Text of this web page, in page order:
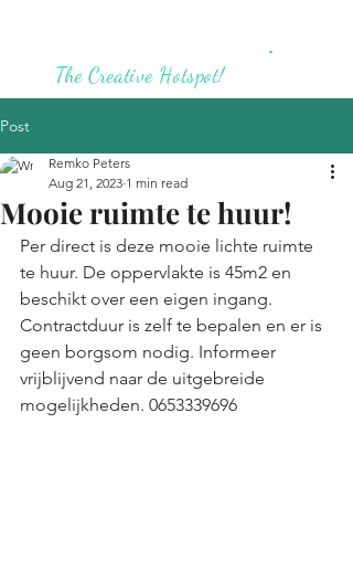
.
The Creative Hotspot!
Post
Mooie ruimte te huur!
Remko Peters
Aug 21, 2023 1 min read
Per direct is deze mooie lichte ruimte
te huur. De oppervlakte is 45m2 en
beschikt over een eigen ingang.
Contractduur is zelf te bepalen en er is
geen borgsom nodig. Informeer
vrijblijvend naar de uitgebreide
mogelijkheden. 0653339696